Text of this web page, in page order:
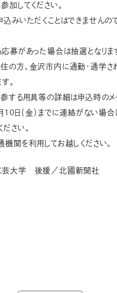
加してください。
込みいただくことはできませんの
応募があった場合は抽選となりま
の方、金沢市内に通勤・通学さ
。
参する用具等の詳細は申込時のメ
10日（金）までに連絡がない場
さい。
関を利用してお越しください。
芸大学 後援／北國新聞社